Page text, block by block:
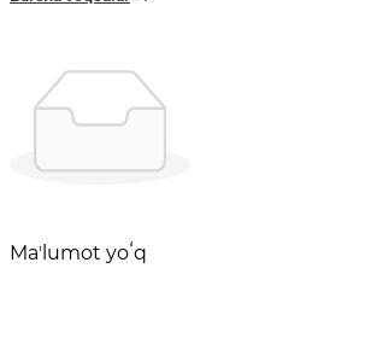
Maʼlumot yoʻq